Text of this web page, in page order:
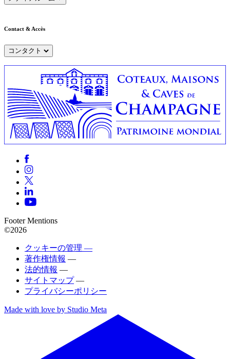
Contact & Accès
コンタクト
Footer Mentions
©2026
クッキーの管理 —
著作権情報 —
法的情報 —
サイトマップ —
プライバシーポリシー
Made with love by Studio Meta